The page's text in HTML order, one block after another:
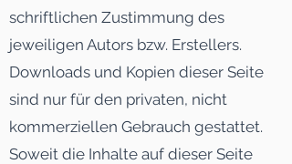
schriftlichen Zustimmung des
jeweiligen Autors bzw. Erstellers.
Downloads und Kopien dieser Seite
sind nur für den privaten, nicht
kommerziellen Gebrauch gestattet.
Soweit die Inhalte auf dieser Seite